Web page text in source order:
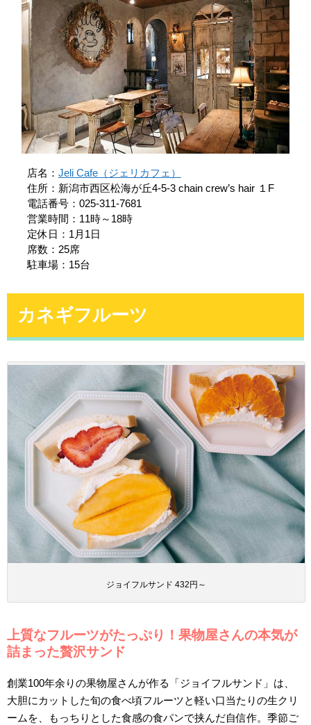
店名： Jeli Cafe（ジェリカフェ）
住所：新潟市西区松海が丘4-5-3 chain crew’s hair １F
電話番号：025-311-7681
営業時間：11時～18時
定休日：1月1日
席数：25席
駐車場：15台
カネギフルーツ
ジョイフルサンド 432円～
上質なフルーツがたっぷり！果物屋さんの本気が
詰まった贅沢サンド
創業100年余りの果物屋さんが作る「ジョイフルサンド」は、
大胆にカットした旬の食べ頃フルーツと軽い口当たりの生クリ
ームを、もっちりとした食感の食パンで挟んだ自信作。季節ご